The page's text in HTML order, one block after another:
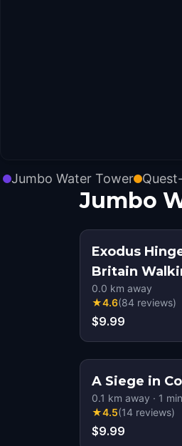
Jumbo Water Tower
Jumbo
Exodus
Britain
0.0 km away
★4.6(84 reviews)
$9.99
A Siege in
0.1 km away · 1
★4.5(14 reviews)
$9.99